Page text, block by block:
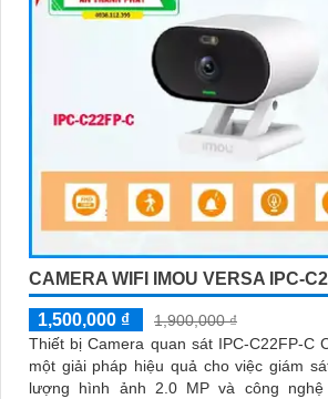
CAMERA WIFI IMOU VERSA IPC-
1,500,000 ₫
1,900,000 ₫
Thiết bị Camera quan sát IPC-C22FP-C
một giải pháp hiệu quả cho việc giám sát an
lượng hình ảnh 2.0 MP và công nghệ